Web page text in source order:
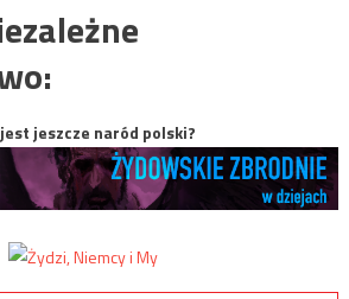
jest jeszcze naród polski?